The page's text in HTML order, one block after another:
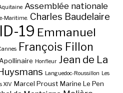
Assemblée nationale
Maritime. Charles Baudelaire
19 Emmanuel
François Fillon
Honfleur Jean de La
Languedoc-Roussillon Les
XIV Marcel Proust Marine Le Pen